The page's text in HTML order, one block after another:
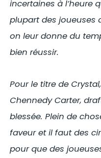
incertaines à l’heure
plupart des joueuses
on leur donne du
bien réussir.
Pour le titre de
Chennedy Carter,
blessée. Plein de
faveur et il faut des
pour que des